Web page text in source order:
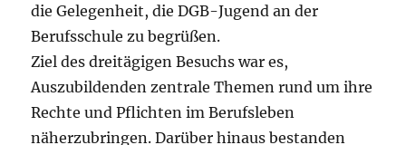
die Gelegenheit, die DGB-Jugend an der
Berufsschule zu begrüßen.
Ziel des dreitägigen Besuchs war es,
Auszubildenden zentrale Themen rund um ihre
Rechte und Pflichten im Berufsleben
näherzubringen. Darüber hinaus bestanden